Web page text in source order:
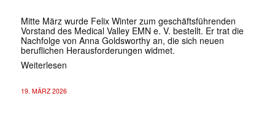
Mitte März wurde Felix Winter zum geschäftsführenden
Vorstand des Medical Valley EMN e. V. bestellt. Er trat die
Nachfolge von Anna Goldsworthy an, die sich neuen
beruflichen Herausforderungen widmet.
Weiterlesen
19. MÄRZ 2026